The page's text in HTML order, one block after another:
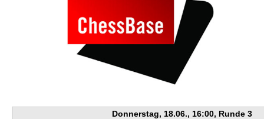
Donnerstag, 18.06., 16:00, Runde 3